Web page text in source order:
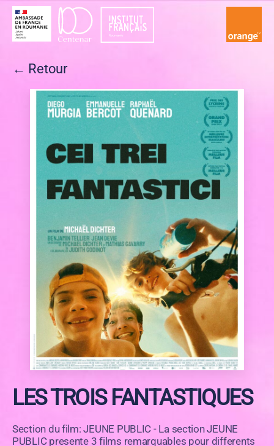
Filmului
Francez
← Retour
LES TROIS FANTASTIQUES
Section du film: JEUNE PUBLIC - La section JEUNE
PUBLIC presente 3 films remarquables pour differents